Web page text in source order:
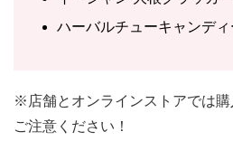
ハーバルチューキャンディ
※店舗とオンラインストアでは
ご注意ください！